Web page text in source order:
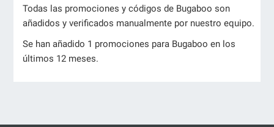
Todas las promociones y códigos de Bugaboo son
añadidos y verificados manualmente por nuestro equipo.
Se han añadido 1 promociones para Bugaboo en los
últimos 12 meses.